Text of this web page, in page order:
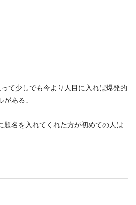
て少しでも今より人目に入れば爆発的
ある。
題名を入れてくれた方が初めての人は